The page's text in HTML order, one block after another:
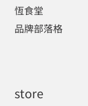
恆食堂
品牌部落格
store